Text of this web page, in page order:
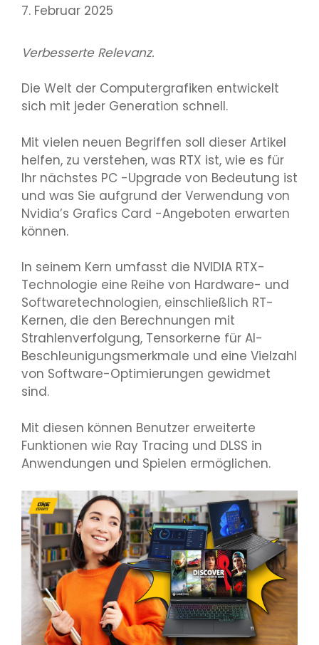
7. Februar 2025
Verbesserte Relevanz.
Die Welt der Computergrafiken entwickelt
sich mit jeder Generation schnell.
Mit vielen neuen Begriffen soll dieser Artikel
helfen, zu verstehen, was RTX ist, wie es für
Ihr nächstes PC -Upgrade von Bedeutung ist
und was Sie aufgrund der Verwendung von
Nvidia’s Grafics Card -Angeboten erwarten
können.
In seinem Kern umfasst die NVIDIA RTX-
Technologie eine Reihe von Hardware- und
Softwaretechnologien, einschließlich RT-
Kernen, die den Berechnungen mit
Strahlenverfolgung, Tensorkerne für AI-
Beschleunigungsmerkmale und eine Vielzahl
von Software-Optimierungen gewidmet
sind.
Mit diesen können Benutzer erweiterte
Funktionen wie Ray Tracing und DLSS in
Anwendungen und Spielen ermöglichen.